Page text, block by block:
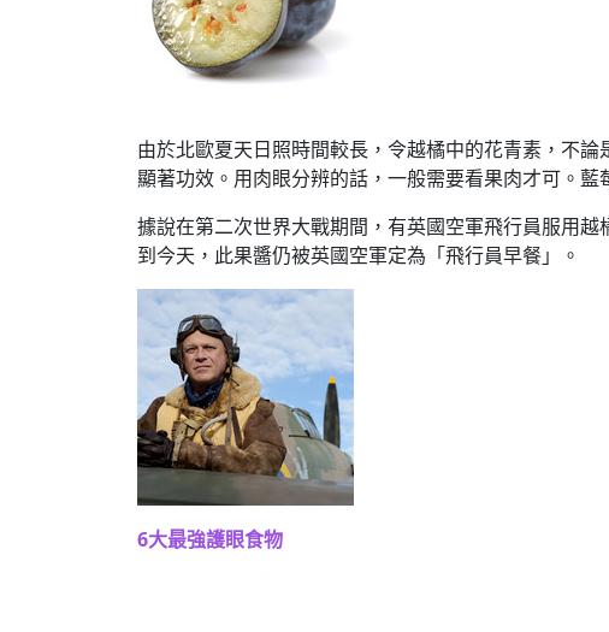
由於北歐夏天日照時間較長，令越橘中的花青素，不
顯著功效。用肉眼分辨的話，一般需要看果肉才可。
據說在第二次世界大戰期間，有英國空軍飛行員服用
到今天，此果醬仍被英國空軍定為「飛行員早餐」。
6大最強護眼食物